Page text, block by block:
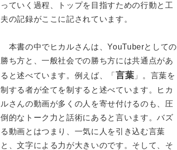
っていく過程、トップを目指すための行動と工
夫の記録がここに記されています。
本書の中でヒカルさんは、YouTuberとしての
勝ち方と、一般社会での勝ち方には共通点があ
ると述べています。例えば、「 言葉 」。言葉を
制する者が全てを制すると述べています。ヒカ
ルさんの動画が多くの人を寄せ付けるのも、圧
倒的なトーク力と話術にあると言います。バズ
る動画とはつまり、一気に人を引き込む言葉
と、文字による力が大きいのです。そして、そ